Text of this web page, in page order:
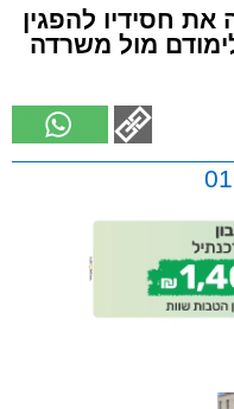
את חסידיו להפגין
מול משרדה